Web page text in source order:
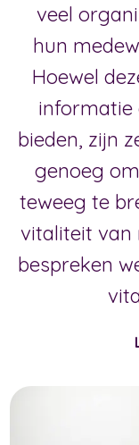
veel
hun
Hoewel
informatie
bieden, zijn
genoeg
teweeg te
vitaliteit van
bespreken